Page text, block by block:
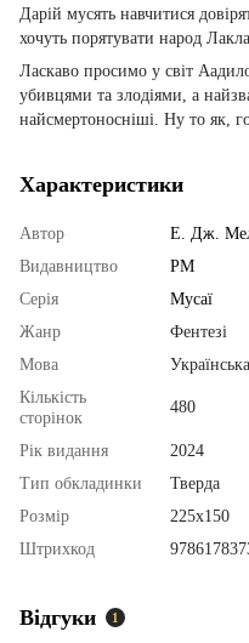
Дарій мусять навчитися
хочуть порятувати народ
Ласкаво просимо у світ
убивцями та злодіями, а
найсмертоносніші. Ну то як,
Характеристики
Автор
Е. Дж.
Видавництво
РМ
Серія
Мусаї
Жанр
Фентезі
Мова
Українська
Кількість
сторінок
480
Рік видання
2024
Тип обкладинки
Тверда
Розмір
225х150
Штрихкод
Відгуки 1